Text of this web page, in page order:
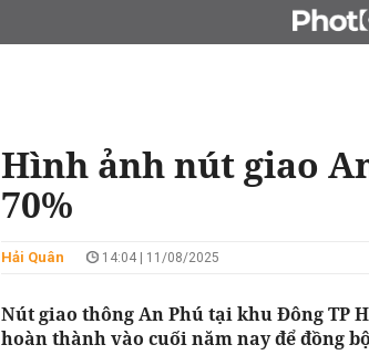
ĐẤU GIÁ -
Hình ảnh nút giao
70%
Hải Quân 14:04 | 11/08/2025
Nút giao thông An Phú tại khu Đông TP
hoàn thành vào cuối năm nay để đồng